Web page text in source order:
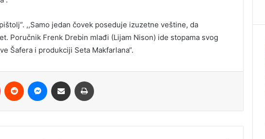
,,Samo jedan čovek poseduje izuzetne veštine, da
Poručnik Frenk Drebin mlađi (Lijam Nison) ide stopama svog
Šafera i produkciji Seta Makfarlana“.
Pinterest Reddit Messenger
Share via Email